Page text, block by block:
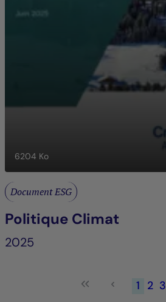
6204 Ko
Document ESG
Politique Climat
2025
1 2 3